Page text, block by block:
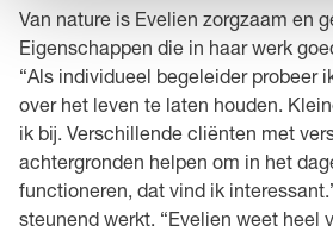
Van nature is Evelien zorgzaam en
Eigenschappen die in haar werk
“Als individueel begeleider probeer
over het leven te laten houden.
ik bij. Verschillende cliënten met
achtergronden helpen om in het
functioneren, dat vind ik
steunend werkt. “Evelien weet heel